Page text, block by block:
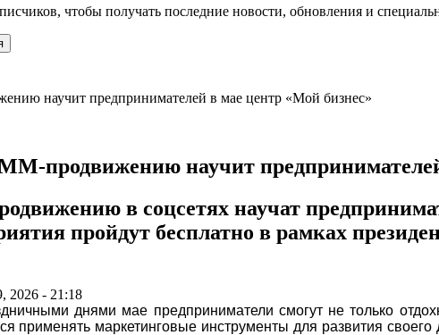
чтобы получать последние новости, обновления и
продвижению научит
в соцсетях научат
пройдут бесплатно в рамках
2026 - 21:18
днями мае предприниматели смогут не только
применять маркетинговые инструменты для развития